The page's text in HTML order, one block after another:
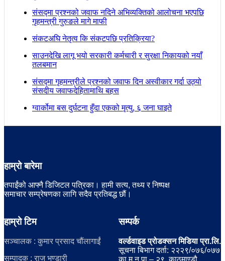
संसद्मा प्रश्नको जवाफ नदिने अभिव्यक्तिको आलोचना भएपछि
गृहमन्त्री गुरुङले मागे माफी
संकटअघि नेतृत्व कि संकटपछि प्रतिक्रिया?
साउनदेखि लागू भयो सरकारी कर्मचारी र सुरक्षा निकायको नयाँ
तलबमान
संसद्मा गृहमन्त्रीले प्रश्नको जवाफ दिन अस्वीकार गर्दा उठ्यो
संसदीय जवाफदेहितामाथि बहस
ग्वार्कोमा बस दुर्घटना हुँदा एकको मृत्यु, ६ जना घाइते
हाम्रो बारेमा
तपाईंको आफ्नै डिजिटल पत्रिका। हामी सत्य, तथ्य र निष्पक्ष
समाचार सम्प्रेषणका लागि सदैव प्रतिबद्ध छौं।
हाम्रो टिम
सञ्चालक : कुमार प्रसाद चौंलागाईं
सम्पादक : राजु भण्डारी
सम्पर्क
वर्ल्डवाइड प्रोडक्सन मिडिया प्रा.लि.
सूचना बिभाग दर्ता: २२२९/०७६/०७७
का.म.न.पा – २९, काठमाण्डौ